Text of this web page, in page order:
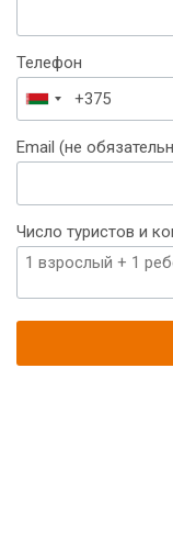
Телефон
Беларусь
+375
Email (не
Число туристов и